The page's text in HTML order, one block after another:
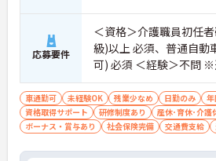
応募要件
＜資格＞介護職員初任
級)以上 必須、普通自動
可) 必須 ＜経験＞不問
なります
車通勤可 未経験OK 残業少なめ 日勤のみ
資格取得サポート
研修制度あり
産休･育休･介護
ボーナス・賞与あり
社会保険完備 交通費支給